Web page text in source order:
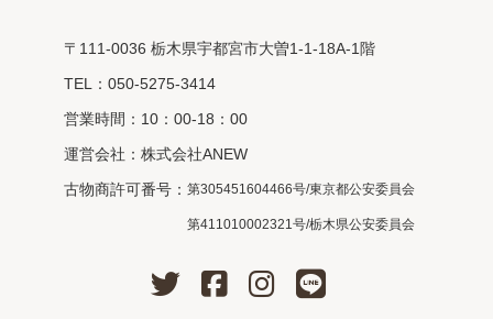
〒111-0036 栃木県宇都宮市大曽1-1-18A-1階
TEL：050-5275-3414
営業時間：10：00-18：00
運営会社：株式会社ANEW
古物商許可番号： 第305451604466号/東京都公安委員会
第411010002321号/栃木県公安委員会